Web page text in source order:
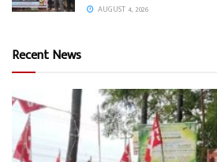
AUGUST 4, 2026
Recent News